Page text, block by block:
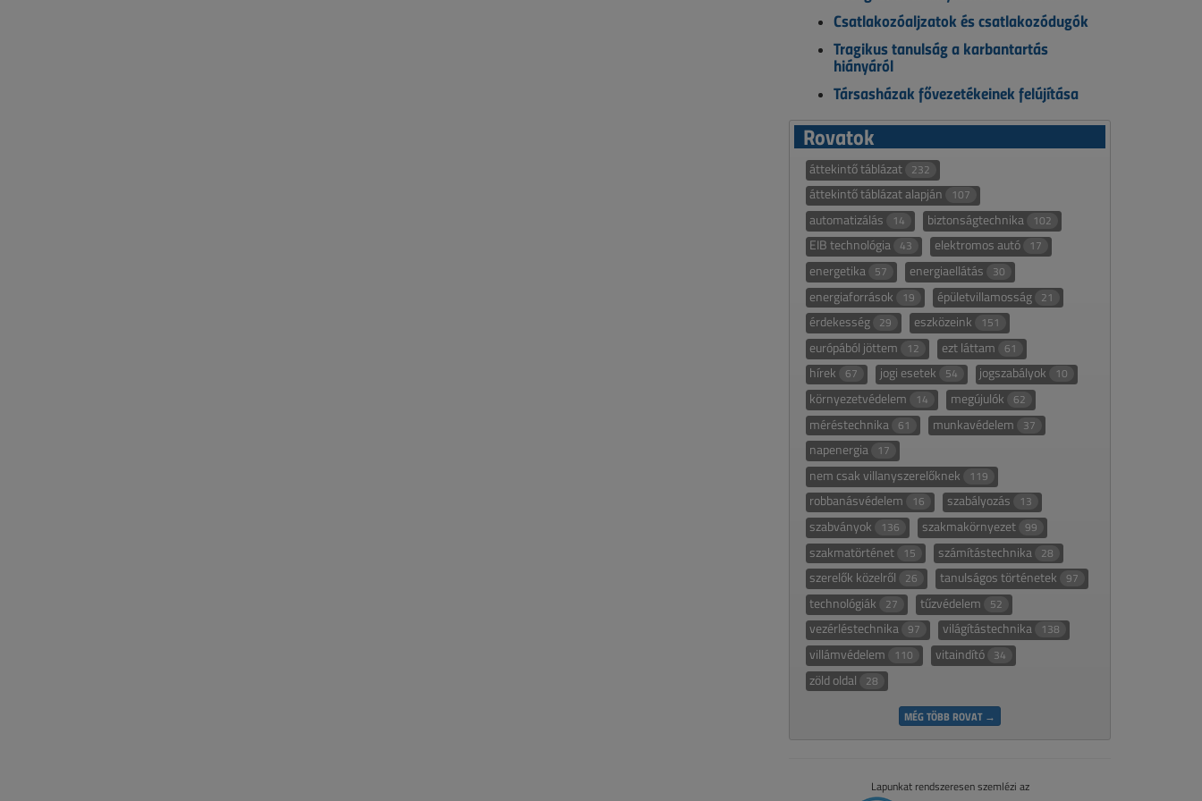
Csatlakozóaljzatok és csatlakozódugók
Tragikus tanulság a karbantartás
hiányáról
Társasházak fővezetékeinek felújítása
Rovatok
áttekintő táblázat 232
áttekintő táblázat alapján 107
automatizálás 14 biztonságtechnika 102
EIB technológia 43 elektromos autó 17
energetika 57 energiaellátás 30
energiaforrások 19 épületvillamosság 21
érdekesség 29 eszközeink 151
európából jöttem 12 ezt láttam 61
hírek 67 jogi esetek 54 jogszabályok 10
környezetvédelem 14 megújulók 62
méréstechnika 61 munkavédelem 37
napenergia 17
nem csak villanyszerelőknek 119
robbanásvédelem 16 szabályozás 13
szabványok 136 szakmakörnyezet 99
szakmatörténet 15 számítástechnika 28
szerelők közelről 26 tanulságos történetek 97
technológiák 27 tűzvédelem 52
vezérléstechnika 97 világítástechnika 138
villámvédelem 110 vitaindító 34
zöld oldal 28
MÉG TÖBB ROVAT →
Lapunkat rendszeresen szemlézi az